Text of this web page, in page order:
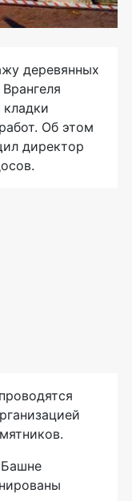
деревянных
Об этом
директор
Башне